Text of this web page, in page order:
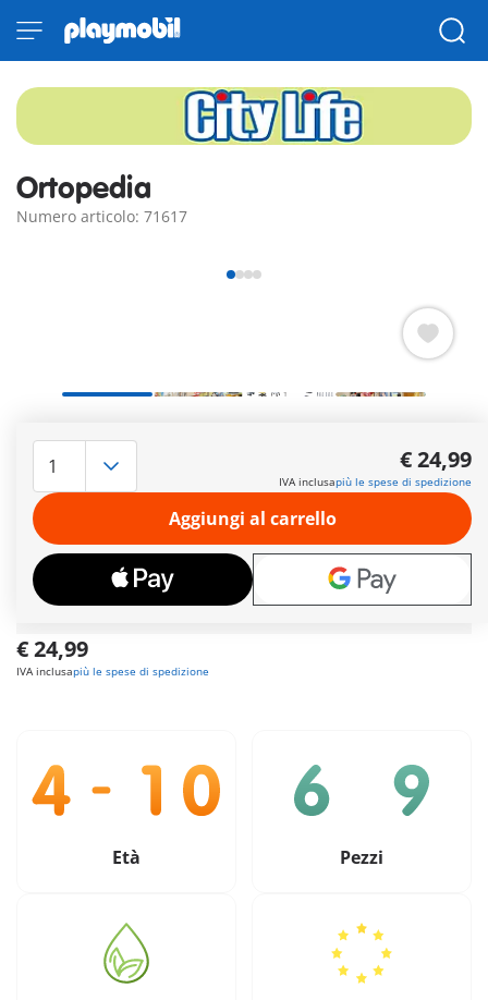
Ortopedia
Numero articolo: 71617
Ulteriori informazioni
Tempi di consegnaattualmente 6-8 giorni lavorativi!
Pagamento sicuro
e flessibile
€ 24,99
IVA inclusapiù le spese di spedizione
€ 24,99
IVA inclusapiù le spese di spedizione
Aggiungi al carrello
Età Pezzi